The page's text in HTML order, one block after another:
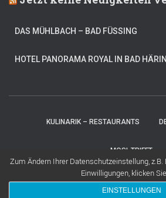
DAS MÜHLBACH – BAD FÜSSING
HOTEL PANORAMA ROYAL IN BAD
KULINARIK – RESTAURANTS
MOSI-TRIFFT
Hestia | Entwickelt von
Zum Ändern Ihrer Datenschutzeinstellung, z.B.
Einwilligungen, klicken
EINSTELLUNGEN